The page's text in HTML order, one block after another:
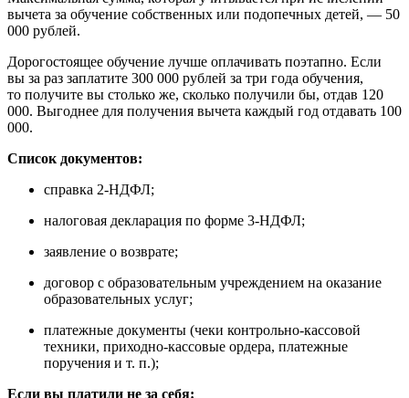
вычета за обучение собственных или подопечных детей, — 50
000 рублей.
Дорогостоящее обучение лучше оплачивать поэтапно. Если
вы за раз заплатите 300 000 рублей за три года обучения,
то получите вы столько же, сколько получили бы, отдав 120
000. Выгоднее для получения вычета каждый год отдавать 100
000.
Список документов:
справка 2-НДФЛ;
налоговая декларация по форме 3-НДФЛ;
заявление о возврате;
договор с образовательным учреждением на оказание
образовательных услуг;
платежные документы (чеки контрольно-кассовой
техники, приходно-кассовые ордера, платежные
поручения и т. п.);
Если вы платили не за себя: